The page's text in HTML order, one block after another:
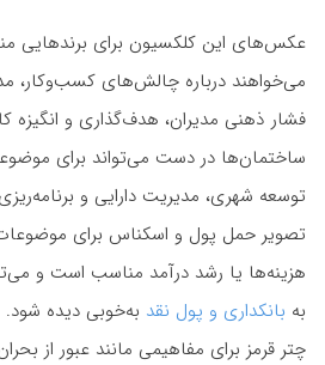
عکس‌های این کلکسیون برای برندهایی
می‌خواهند درباره چالش‌های کسب‌وکار،
فشار ذهنی مدیران، هدف‌گذاری و انگیزه
ساختمان‌ها در دست می‌تواند برای
توسعه شهری، مدیریت دارایی و
تصویر حمل پول و اسکناس برای
هزینه‌ها یا رشد درآمد مناسب است و
به بانکداری و پول نقد به‌خوبی دیده
چتر قرمز برای مفاهیمی مانند عبور از